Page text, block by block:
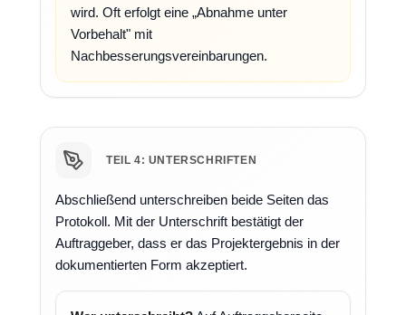
wird. Oft erfolgt eine „Abnahme unter
Vorbehalt" mit
Nachbesserungsvereinbarungen.
TEIL 4: UNTERSCHRIFTEN
Abschließend unterschreiben beide Seiten das
Protokoll. Mit der Unterschrift bestätigt der
Auftraggeber, dass er das Projektergebnis in der
dokumentierten Form akzeptiert.